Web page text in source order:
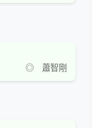
◎ 蕭智剛